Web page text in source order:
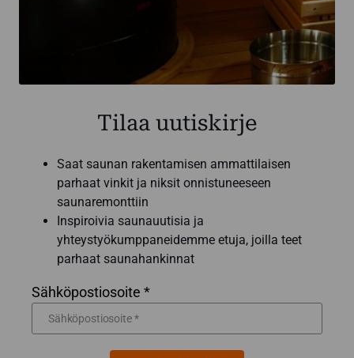
Tilaa uutiskirje
Saat saunan rakentamisen ammattilaisen
parhaat vinkit ja niksit onnistuneeseen
saunaremonttiin
Inspiroivia saunauutisia ja
yhteystyökumppaneidemme etuja, joilla teet
parhaat saunahankinnat
Sähköpostiosoite *